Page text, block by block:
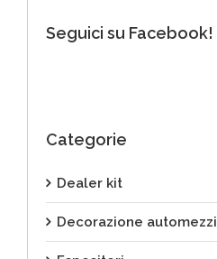
Seguici su Facebook!
Categorie
Dealer kit
Decorazione automezzi